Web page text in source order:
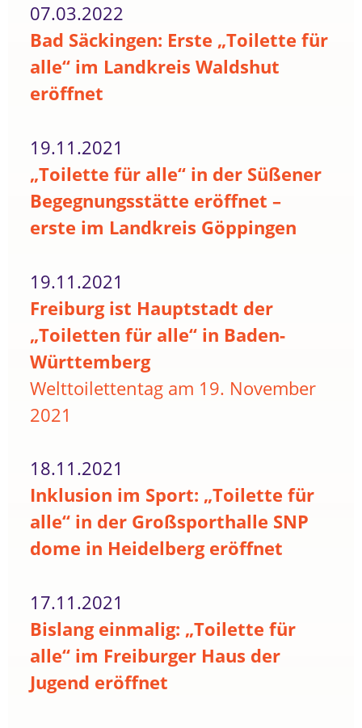
07.03.2022
Bad Säckingen: Erste „Toilette für
alle“ im Landkreis Waldshut
eröffnet
19.11.2021
„Toilette für alle“ in der Süßener
Begegnungsstätte eröffnet –
erste im Landkreis Göppingen
19.11.2021
Freiburg ist Hauptstadt der
„Toiletten für alle“ in Baden-
Württemberg
Welttoilettentag am 19. November
2021
18.11.2021
Inklusion im Sport: „Toilette für
alle“ in der Großsporthalle SNP
dome in Heidelberg eröffnet
17.11.2021
Bislang einmalig: „Toilette für
alle“ im Freiburger Haus der
Jugend eröffnet